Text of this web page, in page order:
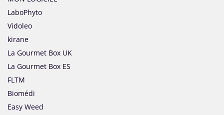
LaboPhyto
Vidoleo
kirane
La Gourmet Box UK
La Gourmet Box ES
FLTM
Biomédi
Easy Weed